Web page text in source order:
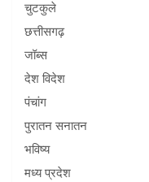
चुटकुले
छत्तीसगढ़
जॉब्स
देश विदेश
पंचांग
पुरातन सनातन
भविष्य
मध्य प्रदेश